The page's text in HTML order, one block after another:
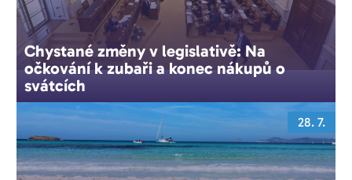
Chystané změny v legislativě: Na
očkování k zubaři a konec nákupů o
svátcích
28. 7.